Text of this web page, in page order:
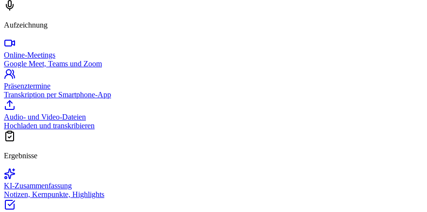
Aufzeichnung
Online-Meetings
Google Meet, Teams und Zoom
Präsenztermine
Transkription per Smartphone-App
Audio- und Video-Dateien
Hochladen und transkribieren
Ergebnisse
KI-Zusammenfassung
Notizen, Kernpunkte, Highlights